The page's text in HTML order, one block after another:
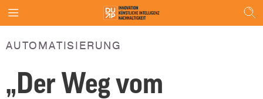
AUTOMATISIERUNG
„Der Weg vom